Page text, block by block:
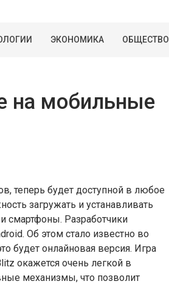
ЭКОНОМИКА ОБЩЕСТВО
на мобильные
теперь будет доступной в любое
загружать и устанавливать
смартфоны. Разработчики
Об этом стало известно во
будет онлайновая версия. Игра
окажется очень легкой в
механизмы, что позволит